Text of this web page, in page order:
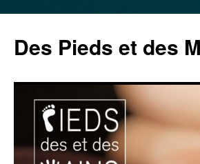
Des Pieds et des